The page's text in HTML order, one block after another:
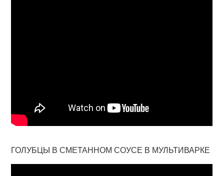
ГОЛУБЦЫ В СМЕТАННОМ СОУСЕ В МУЛЬТИВАРКЕ